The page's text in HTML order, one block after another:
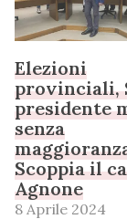
Elezioni
provinciali,
presidente
senza
Scoppia il
Agnone
8 Aprile 2024